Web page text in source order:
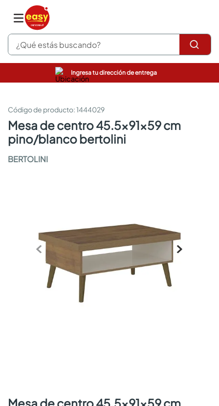
¿Qué estás buscando?
Ingresa tu dirección de entrega
:1444029
mesa de centro 45.5x91x59 cm
pino/blanco bertolini
BERTOLINI
mesa de centro 45.5x91x59 cm
pinturas
sanitarios
comedor
escritorio
comedores